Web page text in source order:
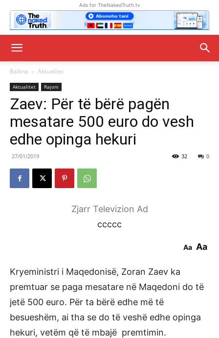
Ads for TheNakedTruth.tv
Ballina Aktualitet
Aktualitet Rajoni
Zaev: Për të bërë pagën
mesatare 500 euro do vesh
edhe opinga hekuri
27/01/2019 0
32
Zjarr Televizion Ad
ccccc
Aa Aa
Kryeministri i Maqedonisë, Zoran Zaev ka
premtuar se paga mesatare në Maqedoni do të
jetë 500 euro. Për ta bërë edhe më të
besueshëm, ai tha se do të veshë edhe opinga
hekuri, vetëm që të mbajë premtimin.